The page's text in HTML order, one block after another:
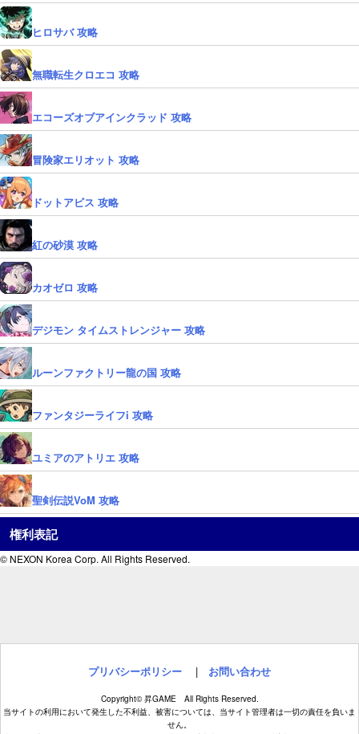
ヒロサバ 攻略
無職転生クロエコ 攻略
エコーズオブアインクラッド 攻略
冒険家エリオット 攻略
ドットアビス 攻略
紅の砂漠 攻略
カオゼロ 攻略
デジモン タイムストレンジャー 攻略
ルーンファクトリー龍の国 攻略
ファンタジーライフi 攻略
ユミアのアトリエ 攻略
聖剣伝説VoM 攻略
権利表記
© NEXON Korea Corp. All Rights Reserved.
プリバシーポリシー | お問い合わせ
Copyright© 昇GAME All Rights Reserved.
当サイトの利用において発生した不利益、被害については、当サイト管理者は一切の責任を負いま
せん。